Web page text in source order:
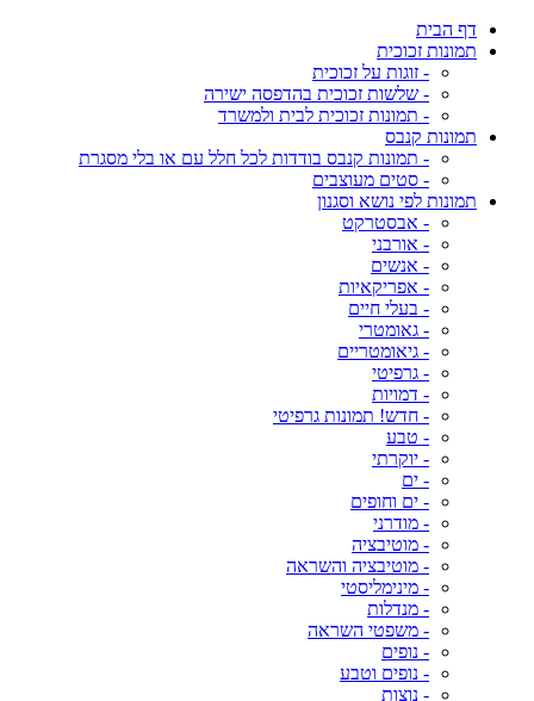
דף הבית
תמונות זכוכית
- זוגות על זכוכית
- שלשות זכוכית בהדפסה ישירה
- תמונות זכוכית לבית ולמשרד
תמונות קנבס
- תמונות קנבס בודדות לכל חלל עם או בלי מסגרת
- סטים מעוצבים
תמונות לפי נושא וסגנון
- אבסטרקט
- אורבני
- אנשים
- אפריקאיות
- בעלי חיים
- גאומטרי
- גיאומטריים
- גרפיטי
- דמויות
- חדש! תמונות גרפיטי
- טבע
- יוקרתי
- ים
- ים וחופים
- מודרני
- מוטיבציה
- מוטיבציה והשראה
- מינימליסטי
- מנדלות
- משפטי השראה
- נופים
- נופים וטבע
- נוצות